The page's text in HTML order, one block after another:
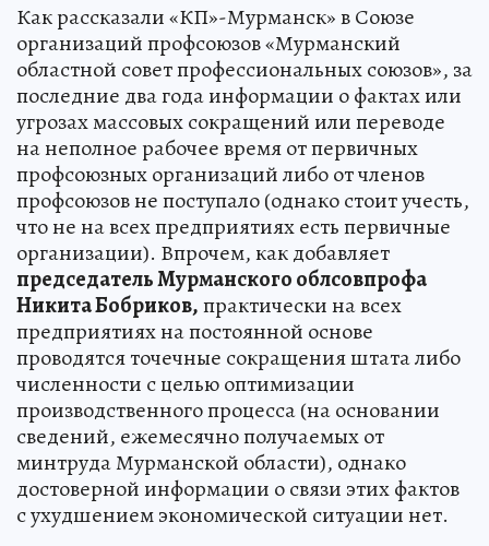
Как рассказали «КП»-Мурманск» в Союзе
организаций профсоюзов «Мурманский
областной совет профессиональных союзов», за
последние два года информации о фактах или
угрозах массовых сокращений или переводе
на неполное рабочее время от первичных
профсоюзных организаций либо от членов
профсоюзов не поступало (однако стоит учесть,
что не на всех предприятиях есть первичные
организации). Впрочем, как добавляет
председатель Мурманского облсовпрофа
Никита Бобриков,практически на всех
предприятиях на постоянной основе
проводятся точечные сокращения штата либо
численности с целью оптимизации
производственного процесса (на основании
сведений, ежемесячно получаемых от
минтруда Мурманской области), однако
достоверной информации о связи этих фактов
с ухудшением экономической ситуации нет.